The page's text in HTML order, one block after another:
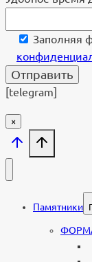
Заполняя
[telegram]
×
Памятники